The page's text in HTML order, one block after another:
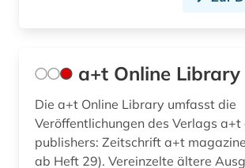
bauordnungsrecht (1)
bauphysik (2)
bauplanung (1)
baupolizei (1)
baupreis (2)
a+t Online Library
Die a+t Online Library umfasst die
Veröffentlichungen des Verlags
publishers: Zeitschrift a+t magazine (vollständig
ab Heft 29). Vereinzelte ältere